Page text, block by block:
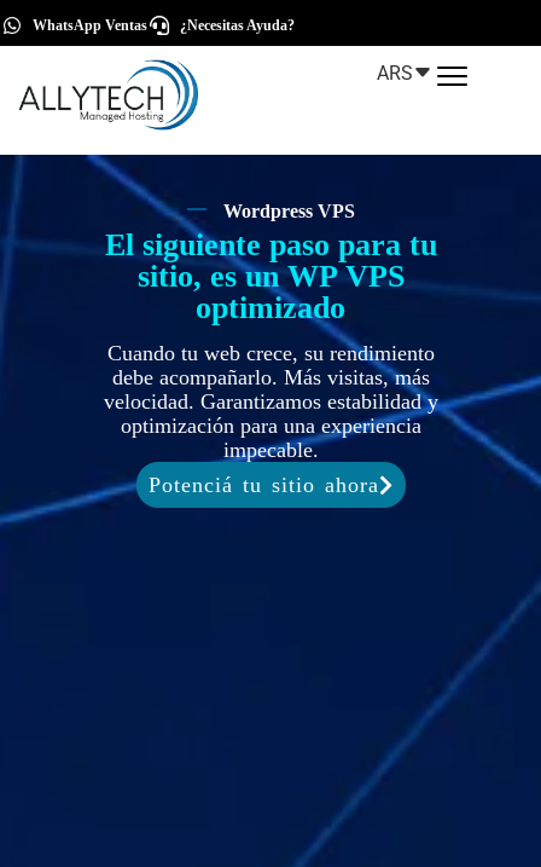
WhatsApp Ventas ¿Necesitas Ayuda?
ARS
Wordpress VPS
El siguiente paso para tu
sitio, es un WP VPS
optimizado
Cuando tu web crece, su rendimiento
debe acompañarlo. Más visitas, más
velocidad. Garantizamos estabilidad y
optimización para una experiencia
impecable.
Potenciá tu sitio ahora